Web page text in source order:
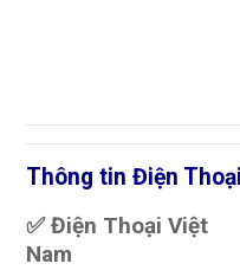
Thông tin Điện
✅ Điện Thoại Việt
Nam